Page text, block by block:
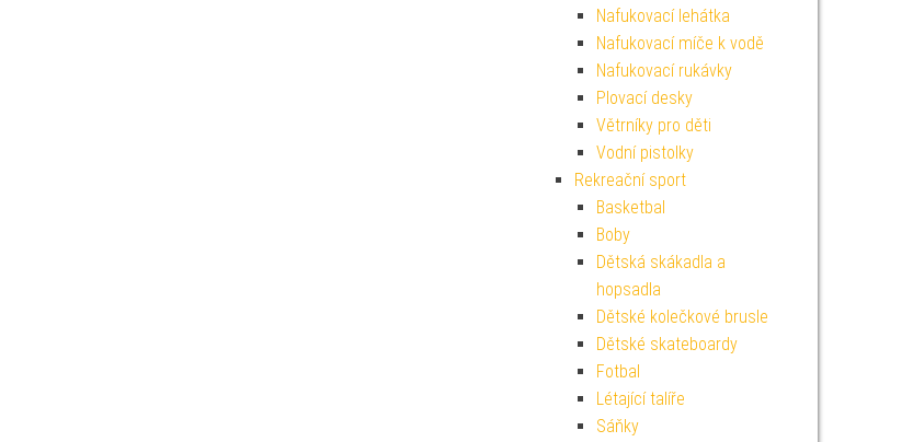
Nafukovací lehátka
Nafukovací míče k vodě
Nafukovací rukávky
Plovací desky
Větrníky pro děti
Vodní pistolky
Rekreační sport
Basketbal
Boby
Dětská skákadla a
hopsadla
Dětské kolečkové brusle
Dětské skateboardy
Fotbal
Létající talíře
Sáňky